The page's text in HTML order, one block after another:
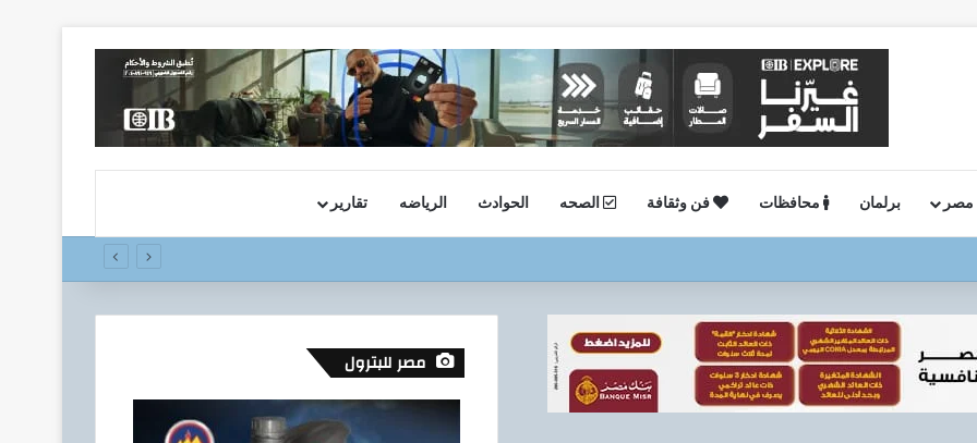
مصر برلمان محافظات فن وثقافة الصحه الحوادث الرياضه تقارير
أعمال الحفر بحقل البركة في أسوان بعد توقف منذ عام 2022..
مصر للبترول